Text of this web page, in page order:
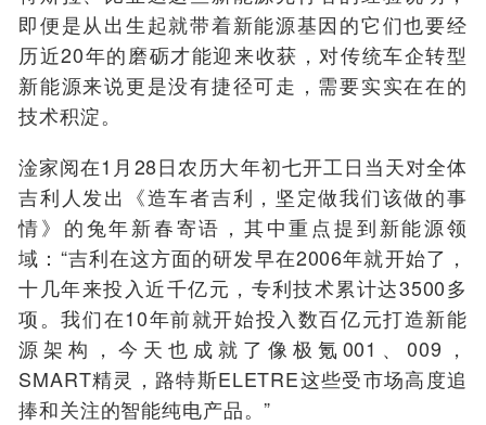
即便是从出生起就带着新能源基因的它们也要经
历近20年的磨砺才能迎来收获，对传统车企转型
新能源来说更是没有捷径可走，需要实实在在的
技术积淀。
淦家阅在1月28日农历大年初七开工日当天对全体
吉利人发出《造车者吉利，坚定做我们该做的事
情》的兔年新春寄语，其中重点提到新能源领
域：“吉利在这方面的研发早在2006年就开始了，
十几年来投入近千亿元，专利技术累计达3500多
项。我们在10年前就开始投入数百亿元打造新能
源架构，今天也成就了像极氪001、009，
SMART精灵，路特斯ELETRE这些受市场高度追
捧和关注的智能纯电产品。”